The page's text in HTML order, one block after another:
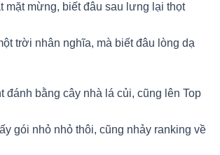
mặt mừng, biết đâu sau lưng lại thọt
trời nhân nghĩa, mà biết đâu lòng dạ
đánh bằng cây nhà lá củi, cũng lên Top
gói nhỏ nhỏ thôi, cũng nhảy ranking về